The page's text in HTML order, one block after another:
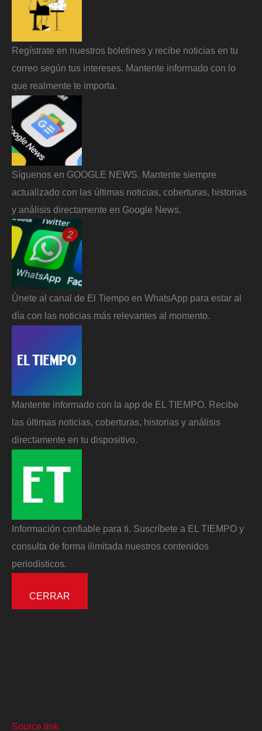
Regístrate en nuestros boletines y recibe noticias en tu
correo según tus intereses. Mantente informado con lo
que realmente te importa.
Síguenos en GOOGLE NEWS. Mantente siempre
actualizado con las últimas noticias, coberturas, historias
y análisis directamente en Google News.
Únete al canal de El Tiempo en WhatsApp para estar al
día con las noticias más relevantes al momento.
Mantente informado con la app de EL TIEMPO. Recibe
las últimas noticias, coberturas, historias y análisis
directamente en tu dispositivo.
Información confiable para ti. Suscríbete a EL TIEMPO y
consulta de forma ilimitada nuestros contenidos
periodísticos.
CERRAR
Source link